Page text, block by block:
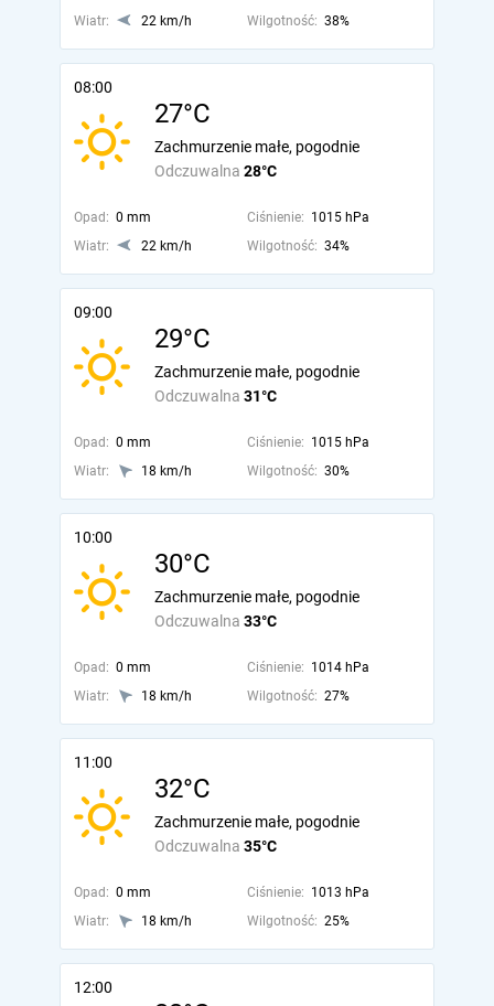
Wiatr: 22 km/h Wilgotność: 38%
08:00
27°C
Odczuwalna 28°C
Zachmurzenie małe, pogodnie
Opad: 0 mm Ciśnienie: 1015 hPa
Wiatr:
22 km/h Wilgotność: 34%
09:00
29°C
Odczuwalna 31°C
Zachmurzenie małe, pogodnie
Opad: 0 mm Ciśnienie: 1015 hPa
Wiatr:
18 km/h Wilgotność: 30%
10:00
30°C
Odczuwalna 33°C
Zachmurzenie małe, pogodnie
Opad: 0 mm Ciśnienie: 1014 hPa
Wiatr:
18 km/h Wilgotność: 27%
11:00
32°C
Odczuwalna 35°C
Zachmurzenie małe, pogodnie
Opad: 0 mm Ciśnienie: 1013 hPa
Wiatr:
18 km/h Wilgotność: 25%
12:00